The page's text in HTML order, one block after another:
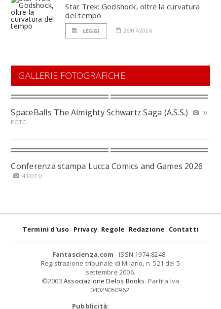
Star Trek: Godshock, oltre la curvatura
del tempo
LEGGI 26/07/2026
GALLERIE FOTOGRAFICHE
SpaceBalls The Almighty Schwartz Saga (A.S.S.)
10
FOTO
Conferenza stampa Lucca Comics and Games 2026
4 FOTO
Termini d'uso Privacy Regole Redazione Contatti
Fantascienza.com - ISSN 1974-8248 -
Registrazione tribunale di Milano, n. 521 del 5
settembre 2006.
©2003 Associazione Delos Books. Partita Iva
04029050962.
Pubblicità: